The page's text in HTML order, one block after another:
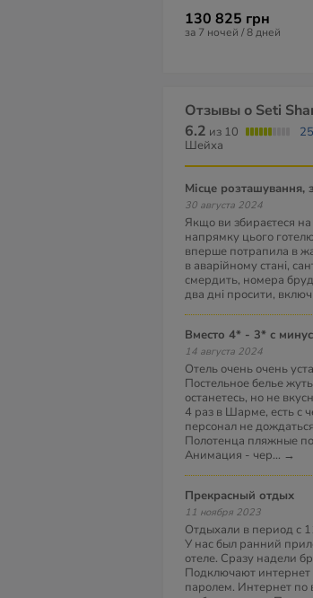
130 825 грн
за 7 ночей / 8 дней
Отзывы о Seti
6.2 из 10
Шейха
Місце
30 августа 2024
Якщо ви збираєтеся
напрямку цього
вперше потрапила в
в аварійному стані,
смердить, номера
два дні просити,
Вместо 4* - 3* с
14 августа 2024
Отель очень очень
Постельное белье
останетесь, но не
4 раз в Шарме, есть с
персонал не
Полотенца пляжные
Анимация - чер... →
Прекрасный отдых
11 ноября 2023
Отдыхали в период с
У нас был ранний
отеле. Сразу надели
Подключают
паролем. Интернет по